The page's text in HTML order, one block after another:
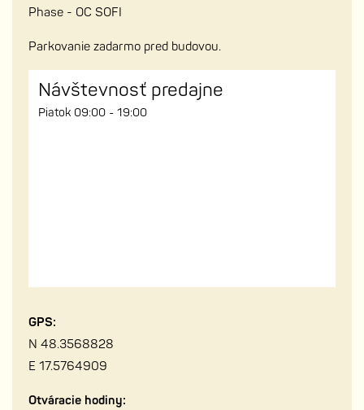
Phase - OC SOFI
Parkovanie zadarmo pred budovou.
Návštevnosť predajne
Piatok 09:00 - 19:00
GPS:
N 48.3568828
E 17.5764909
Otváracie hodiny: